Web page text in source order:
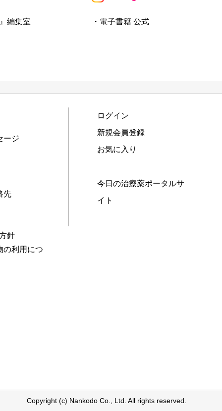
編集室 ・電子書籍 公式
ージ
先
針
の利用につ
ログイン
新規会員登録
お気に入り
今日の治療薬ポータルサ
イト
Copyright (c) Nankodo Co., Ltd. All rights reserved.